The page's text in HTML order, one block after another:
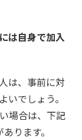
は自身で加入
は、事前に対
でしょう。
場合は、下記
ります。